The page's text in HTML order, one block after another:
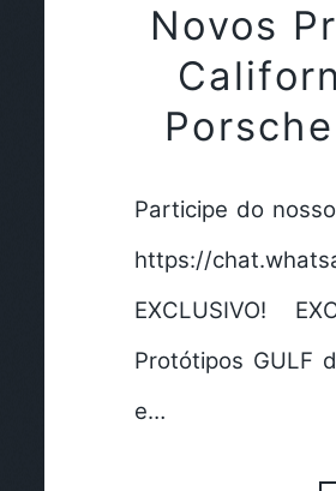
Novos
Participe do
https://
EXCLUSIVO!
Protótipos GULF
e…